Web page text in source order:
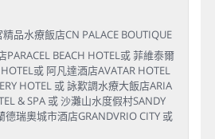
品水療飯店CN PALACE BOUTIQUE
PARACEL BEACH HOTEL或 菲維泰爾
或 阿凡達酒店AVATAR HOTEL
HOTEL 或 詠歎調水療大飯店ARIA
& SPA 或 沙灘山水度假村SANDY
德瑞奧城市酒店GRANDVRIO CITY 或